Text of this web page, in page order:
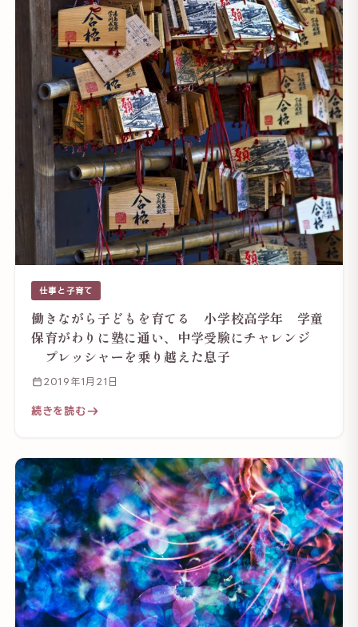
仕事と子育て
働きながら子どもを育てる 小学校高学年 学童
保育がわりに塾に通い、中学受験にチャレンジ
プレッシャーを乗り越えた息子
2019年1月21日
続きを読む